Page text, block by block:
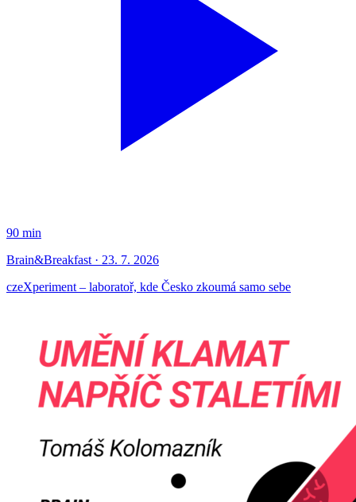
90 min
Brain&Breakfast · 23. 7. 2026
czeXperiment – laboratoř, kde Česko zkoumá samo sebe